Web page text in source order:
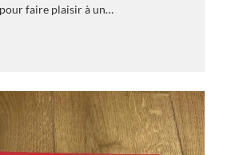
faire plaisir à un…